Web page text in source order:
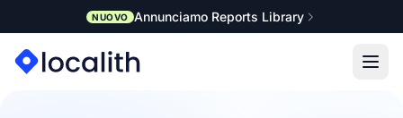
NUOVO Annunciamo Reports Library